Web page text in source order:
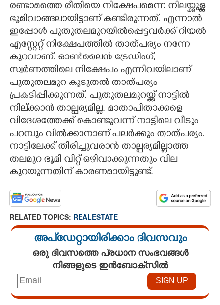
രണ്ടാമത്തെ രീതിയെ നിക്ഷേപമെന്ന നിലയ്ക്കുള്ള
ഭൂമിവാങ്ങലായിട്ടാണ് കണ്ടിരുന്നത്. എന്നാല്‍
ഇപ്പോള്‍ പുതുതലമുറയില്‍പ്പെട്ടവര്‍ക്ക് റിയല്‍
എസ്റ്റേറ്റ് നിക്ഷേപത്തില്‍ താത്പര്യം നന്നേ
കുറവാണ്. ഓണ്‍ലൈന്‍ ട്രേഡിംഗ്,
സ്വര്‍ണത്തിലെ നിക്ഷേപം എന്നിവയിലാണ്
പുതുതലമുറ കൂടുതല്‍ താത്പര്യം
പ്രകടിപ്പിക്കുന്നത്. പുതുതലമുറയ്ക്ക് നാട്ടില്‍
നില്ക്കാന്‍ താല്പര്യമില്ല. മാതാപിതാക്കളെ
വിദേശത്തേക്ക് കൊണ്ടുവന്ന് നാട്ടിലെ വീടും
പറമ്പും വില്‍ക്കാനാണ് പലര്‍ക്കും താത്പര്യം.
നാട്ടിലേക്ക് തിരിച്ചുവരാന്‍ താല്പര്യമില്ലാത്ത
തലമുറ ഭൂമി വിറ്റ് ഒഴിവാക്കുന്നതും വില
കുറയുന്നതിന് കാരണമായിട്ടുണ്ട്.
RELATED TOPICS: REALESTATE
അപ്ഡേറ്റായിരിക്കാം ദിവസവും
ഒരു ദിവസത്തെ പ്രധാന സംഭവങ്ങൾ
നിങ്ങളുടെ ഇൻബോക്സിൽ